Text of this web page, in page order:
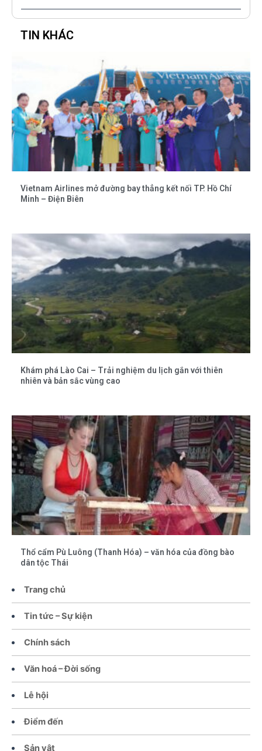
Trang chủ
Tin tức – Sự kiện
Chính sách
Văn hoá – Đời sống
Lễ hội
Điểm đến
Sản vật
TIN KHÁC
Vietnam Airlines mở đường bay thẳng kết nối TP. Hồ Chí
Minh – Điện Biên
Khám phá Lào Cai – Trải nghiệm du lịch gắn với thiên
nhiên và bản sắc vùng cao
Thổ cẩm Pù Luông (Thanh Hóa) – văn hóa của đồng bào
dân tộc Thái